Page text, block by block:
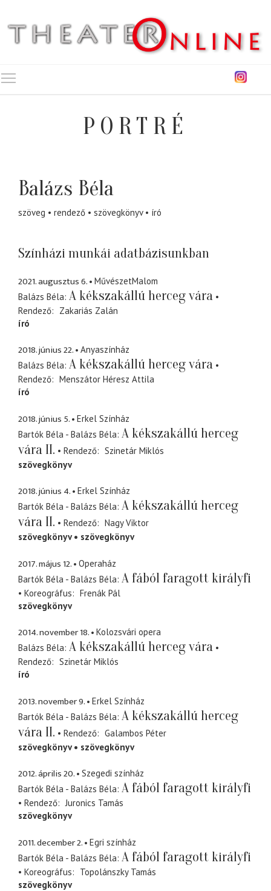
PORTRÉ
Balázs Béla
szöveg rendező szövegkönyv író
Színházi munkái adatbázisunkban
2021. augusztus 6.
MűvészetMalom
Balázs Béla A kékszakállú herceg vára
Rendező
Zakariás Zalán
író
2018. június 22.
Anyaszínház
Balázs Béla A kékszakállú herceg vára
Rendező
Menszátor Héresz Attila
író
2018. június 5.
Erkel Színház
Bartók Béla - Balázs Béla A kékszakállú herceg
vára II.
Rendező
Szinetár Miklós
szövegkönyv
2018. június 4.
Erkel Színház
Bartók Béla - Balázs Béla A kékszakállú herceg
vára II.
Rendező
Nagy Viktor
szövegkönyv
szövegkönyv
2017. május 12.
Operaház
Bartók Béla - Balázs Béla A fából faragott királyfi
Koreográfus
Frenák Pál
szövegkönyv
2014. november 18.
Kolozsvári opera
Balázs Béla A kékszakállú herceg vára
Rendező
Szinetár Miklós
író
2013. november 9.
Erkel Színház
Bartók Béla - Balázs Béla A kékszakállú herceg
vára II.
Rendező
Galambos Péter
szövegkönyv
szövegkönyv
2012. április 20.
Szegedi színház
Bartók Béla - Balázs Béla A fából faragott királyfi
Rendező
Juronics Tamás
szövegkönyv
2011. december 2.
Egri színház
Bartók Béla - Balázs Béla A fából faragott királyfi
Koreográfus
Topolánszky Tamás
szövegkönyv